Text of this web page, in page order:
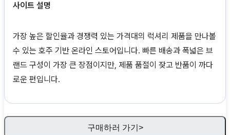
사이트 설명
가장 높은 할인율과 경쟁력 있는 가격대의 럭셔리 제품을 만나볼
수 있는 호주 기반 온라인 스토어입니다. 빠른 배송과 폭넓은 브
랜드 구성이 가장 큰 장점이지만, 제품 품절이 잦고 반품이 까다
로운 편입니다.
구매하러 가기>